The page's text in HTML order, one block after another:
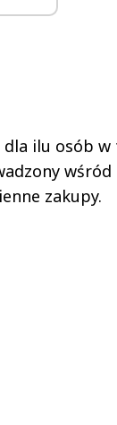
dla ilu osób
zakupy.